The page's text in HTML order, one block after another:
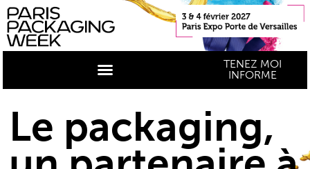
TENEZ MOI
INFORME
Le packaging,